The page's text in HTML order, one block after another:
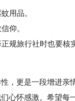
用品。
仰。
旅行社时也要核
，更是一段增进亲
心怀感激。希望每